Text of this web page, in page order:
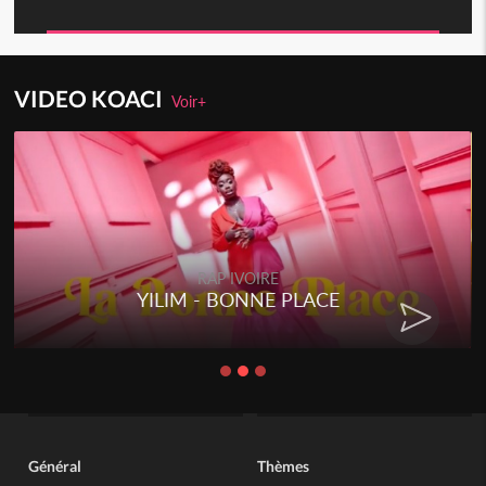
VIDEO KOACIVoir+
RAP IVOIRE
YILIM - BONNE PLACE
Général Thèmes